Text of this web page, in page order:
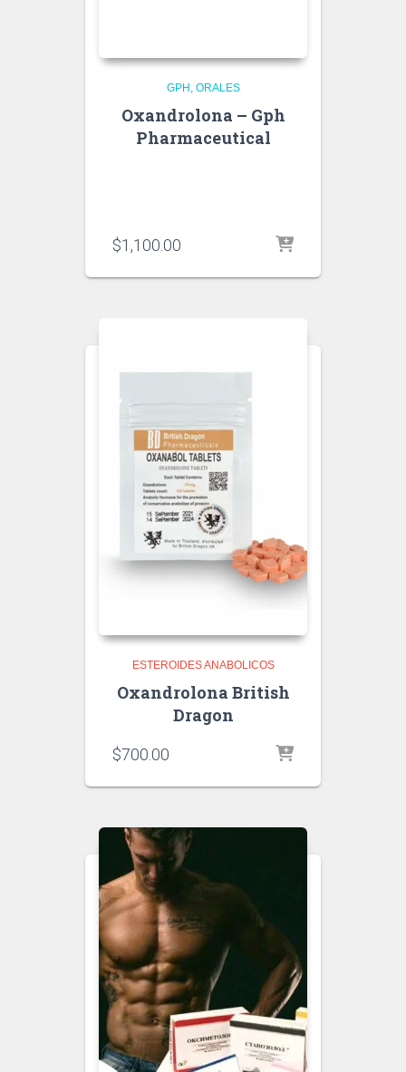
GPH ORALES
Oxandrolona – Gph
Pharmaceutical
$1,100.00
ESTEROIDES ANABOLICOS
Oxandrolona British
Dragon
$700.00